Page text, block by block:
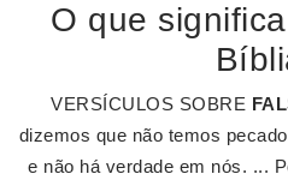
O que
VERSÍCULOS SOBRE
dizemos que não temos
e não há verdade em nós. ...